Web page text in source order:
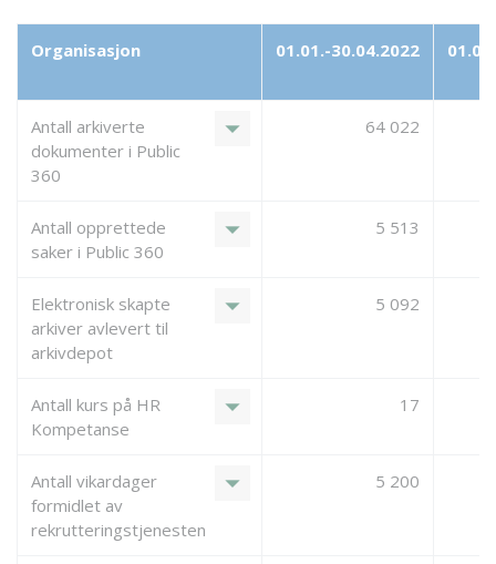
Organisasjon 01.01.-30.04.2022
Antall arkiverte
dokumenter i Public
360
arrow_drop_down 64 022
Antall opprettede
saker i Public 360
arrow_drop_down 5 513
Elektronisk skapte
arkiver avlevert til
arkivdepot
arrow_drop_down 5 092
Antall kurs på HR
Kompetanse
arrow_drop_down 17
Antall vikardager
formidlet av
rekrutteringstjenesten
arrow_drop_down 5 200